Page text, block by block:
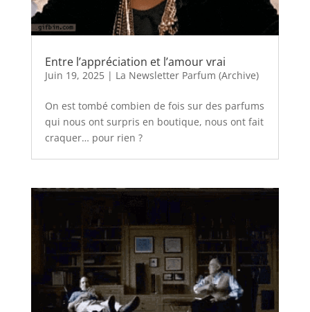
Entre l’appréciation et l’amour vrai
Juin 19, 2025| La Newsletter Parfum (Archive)
On est tombé combien de fois sur des parfums
qui nous ont surpris en boutique, nous ont fait
craquer… pour rien ?